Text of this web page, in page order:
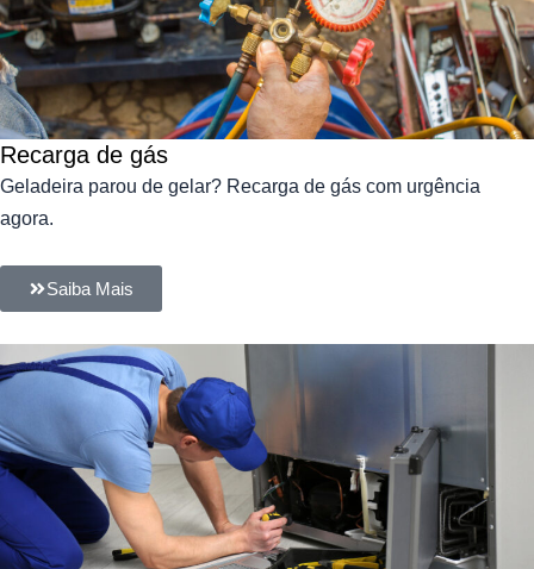
Recarga de gás
Geladeira parou de gelar? Recarga de gás com urgência
agora.
Saiba Mais